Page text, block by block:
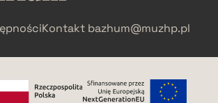
Kontakt bazhum@muzhp.pl